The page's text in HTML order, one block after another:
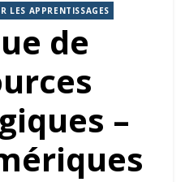
LES APPRENTISSAGES
de
–